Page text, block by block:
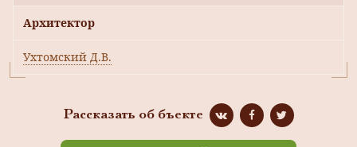
Архитектор
Ухтомский Д.В.
Рассказать об бъекте